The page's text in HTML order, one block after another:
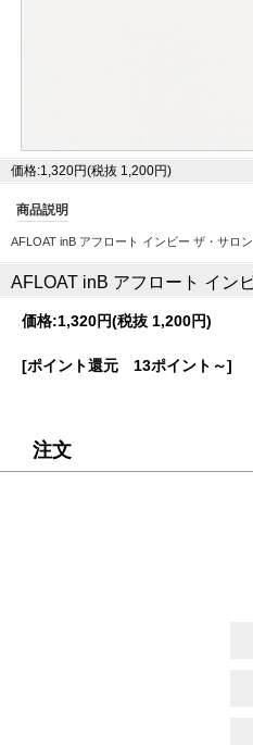
価格:1,320円(税抜 1,200円)
商品説明
AFLOAT inB アフロート インビー ザ・サロ
AFLOAT inB アフロート イン
価格:1,320円(税抜 1,200円)
[ポイント還元 13ポイント～]
注文